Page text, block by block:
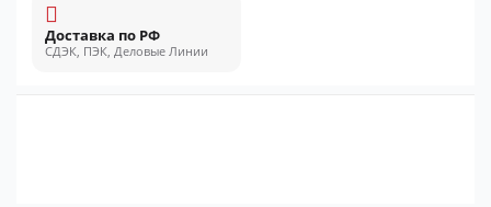
Доставка по РФ
СДЭК, ПЭК, Деловые Линии